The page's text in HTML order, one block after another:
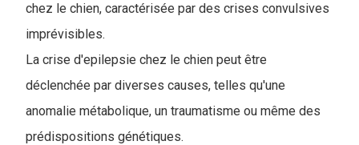
chez le chien, caractérisée par des crises convulsives
imprévisibles.
La crise d'epilepsie chez le chien peut être
déclenchée par diverses causes, telles qu'une
anomalie métabolique, un traumatisme ou même des
prédispositions génétiques.